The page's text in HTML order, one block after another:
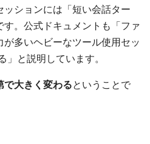
ションには「短い会話ター
。公式ドキュメントも「ファ
多いヘビーなツール使用セッ
と説明しています。
で大きく変わるということで